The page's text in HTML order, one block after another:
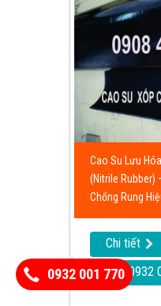
Cao Su Lưu
(Nitrile Rubber)
Chống Rung
Chi tiết
Call: 0932
0932 001 770